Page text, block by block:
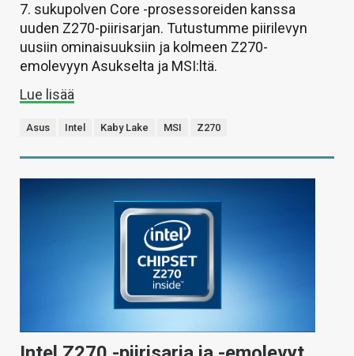
7. sukupolven Core -prosessoreiden kanssa
uuden Z270-piirisarjan. Tutustumme piirilevyn
uusiin ominaisuuksiin ja kolmeen Z270-
emolevyyn Asukselta ja MSI:ltä.
Lue lisää
Asus Intel Kaby Lake MSI Z270